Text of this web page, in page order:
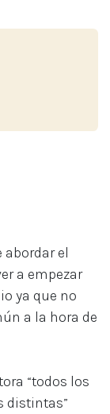
el
a empezar
ya que no
a la hora de
“todos los
distintas”